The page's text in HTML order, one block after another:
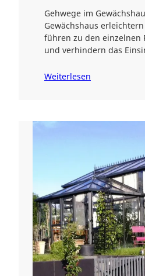
Gehwege im
Gewächshaus
führen zu den einzelnen
und verhindern das
Weiterlesen